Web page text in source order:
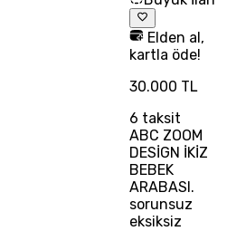
Elden al,
kartla öde!
30.000 TL
6 taksit
ABC ZOOM
DESİGN İKİZ
BEBEK
ARABASI.
sorunsuz
eksiksiz